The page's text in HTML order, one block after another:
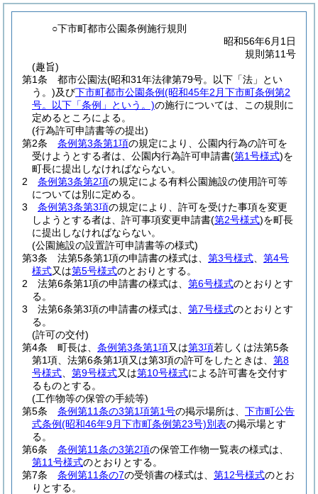
○下市町都市公園条例施行規則
昭和56年6月1日
規則第11号
(趣旨)
第1条
都市公園法(昭和31年法律第79号。以下「法」とい
う。)及び下市町都市公園条例(昭和45年2月下市町条例第2
号。以下「条例」という。)の施行については、この規則に
定めるところによる。
(行為許可申請書等の提出)
第2条
条例第3条第1項の規定により、公園内行為の許可を
受けようとする者は、公園内行為許可申請書(第1号様式)を
町長に提出しなければならない。
2
条例第3条第2項の規定による有料公園施設の使用許可等
については別に定める。
3
条例第3条第3項の規定により、許可を受けた事項を変更
しようとする者は、許可事項変更申請書(第2号様式)を町長
に提出しなければならない。
(公園施設の設置許可申請書等の様式)
第3条
法第5条第1項の申請書の様式は、 第3号様式
第4号
様式又は第5号様式のとおりとする。
2
法第6条第1項の申請書の様式は、 第6号様式のとおりとす
る。
3
法第6条第3項の申請書の様式は、 第7号様式のとおりとす
る。
(許可の交付)
第4条
町長は、 条例第3条第1項又は第3項若しくは法第5条
第1項、法第6条第1項又は第3項の許可をしたときは、 第8
号様式
第9号様式又は第10号様式による許可書を交付す
るものとする。
(工作物等の保管の手続等)
第5条
条例第11条の3第1項第1号の掲示場所は、 下市町公告
式条例(昭和46年9月下市町条例第23号)別表の掲示場とす
る。
第6条
条例第11条の3第2項の保管工作物一覧表の様式は、
第11号様式のとおりとする。
第7条
条例第11条の7の受領書の様式は、 第12号様式のとお
りとする。